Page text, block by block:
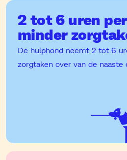
2 tot 6 uren
minder
De hulphond neemt 2 tot 6
zorgtaken over van de naaste